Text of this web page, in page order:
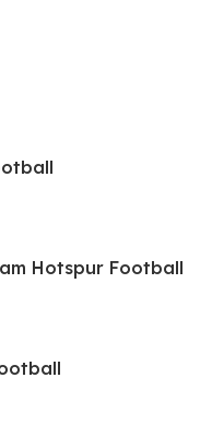
Hotspur Football